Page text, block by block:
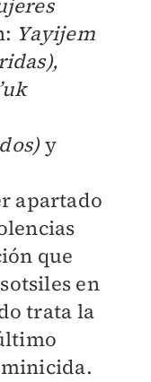
Yayijem
y
apartado
que
en
trata la